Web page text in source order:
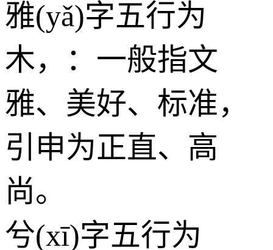
雅(yǎ)字五行为
木，：一般指文
雅、美好、标准，
引申为正直、高
尚。
兮(xī)字五行为